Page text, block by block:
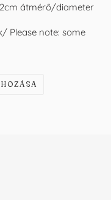
átmérő/diameter
Please note: some